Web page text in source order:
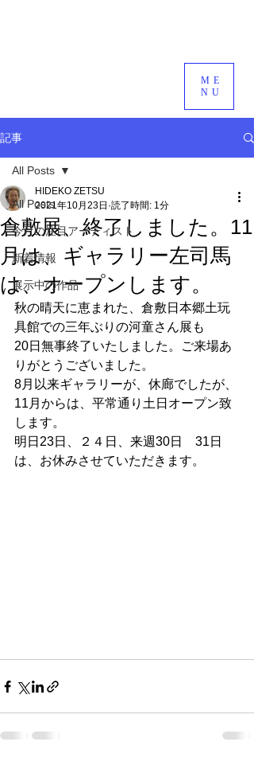
ME
NU
記事
All Posts
今月の注目アーティスト
新着情報
展示中の作品
All Posts
倉敷展、終了しました。11
月は、ギャラリー左司馬
は、オープンします。
HIDEKO ZETSU
2021年10月23日 読了時間: 1分
秋の晴天に恵まれた、倉敷日本郷土玩
具館での三年ぶりの河童さん展も
20日無事終了いたしました。ご来場あ
りがとうございました。
8月以来ギャラリーが、休廊でしたが、
11月からは、平常通り土日オープン致
します。
明日23日、２４日、来週30日　31日
は、お休みさせていただきます。